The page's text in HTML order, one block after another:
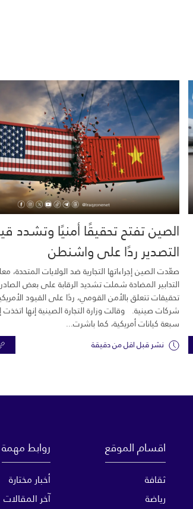
الصين تفتح تحقيقًا أمنيًا وتشدد
التصدير ردًا على واشنطن
صعّدت الصين إجراءاتها التجارية ضد الولايات المتحدة،
التدابير المضادة شملت تشديد الرقابة على بعض
تحقيقات تتعلق بالأمن القومي، ردًا على القيود
شركات صينية. وقالت وزارة التجارة الصينية إنها
سبعة كيانات أمريكية، كما باشرت...
نشر قبل اقل من دقيقة
اقسام الموقع
ثقافة
رياضة
روابط مهمة
أخبار مختارة
آخر المقالات